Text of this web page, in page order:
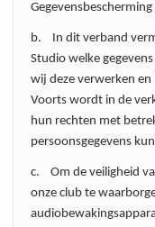
Gegevensbescherming
b. In dit verband
Studio welke
wij deze verwerken
Voorts wordt in de
hun rechten met
persoonsgegevens
c. Om de veiligheid
onze club te